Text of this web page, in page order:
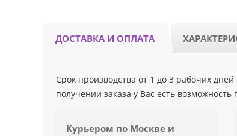
ДОСТАВКА И ОПЛАТА
Срок производства от 1 до 3 рабочих
получении заказа у Вас есть
Курьером по Москве и